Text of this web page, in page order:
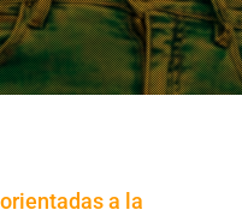
a la